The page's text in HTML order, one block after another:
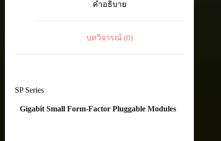
คำอธิบาย
บทวิจารณ์ (0)
SP Series
Gigabit Small Form-Factor Pluggable Modules